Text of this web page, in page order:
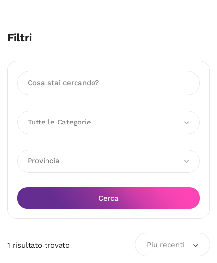
Filtri
Tutte le Categorie
Provincia
Cerca
1 risultato trovato Più recenti